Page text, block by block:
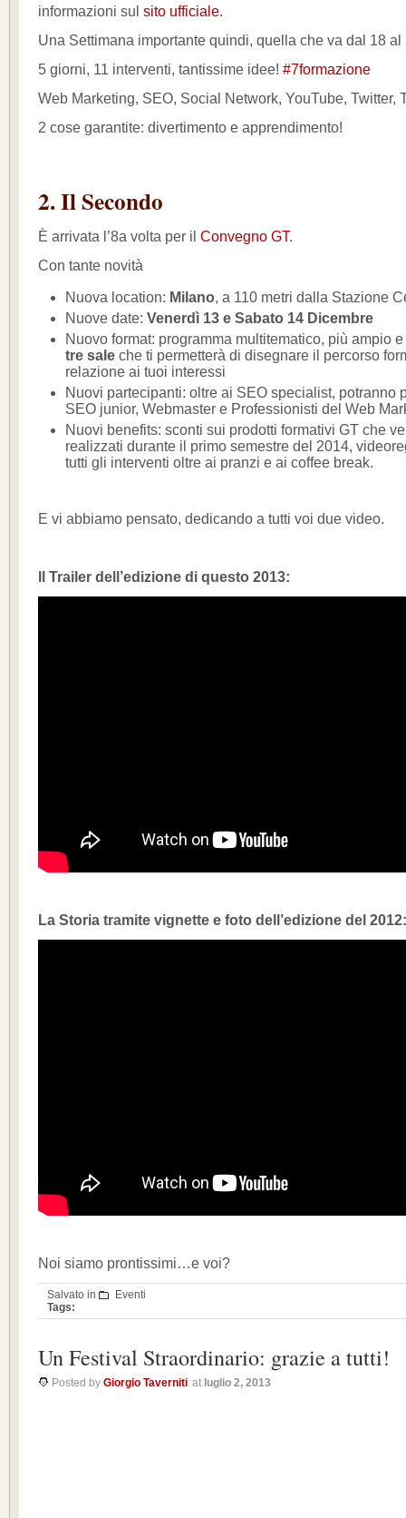
informazioni sul sito ufficiale.
Una Settimana importante quindi, quella che va dal 18 al
5 giorni, 11 interventi, tantissime idee! #7formazione
Web Marketing, SEO, Social Network, YouTube, Twitter,
2 cose garantite: divertimento e apprendimento!
2. Il Secondo
È arrivata l’8a volta per il Convegno GT.
Con tante novità
Nuova location: Milano, a 110 metri dalla Stazione
Nuove date: Venerdì 13 e Sabato 14 Dicembre
Nuovo format: programma multitematico, più ampio
tre sale che ti permetterà di disegnare il percorso
relazione ai tuoi interessi
Nuovi partecipanti: oltre ai SEO specialist, potranno
SEO junior, Webmaster e Professionisti del Web
Nuovi benefits: sconti sui prodotti formativi GT che
realizzati durante il primo semestre del 2014,
tutti gli interventi oltre ai pranzi e ai coffee break.
E vi abbiamo pensato, dedicando a tutti voi due video.
Il Trailer dell’edizione di questo 2013:
La Storia tramite vignette e foto dell’edizione del 2012:
Noi siamo prontissimi…e voi?
Salvato in
Eventi
Tags:
Un Festival Straordinario: grazie a tutti!
Posted by Giorgio Taverniti at luglio 2, 2013